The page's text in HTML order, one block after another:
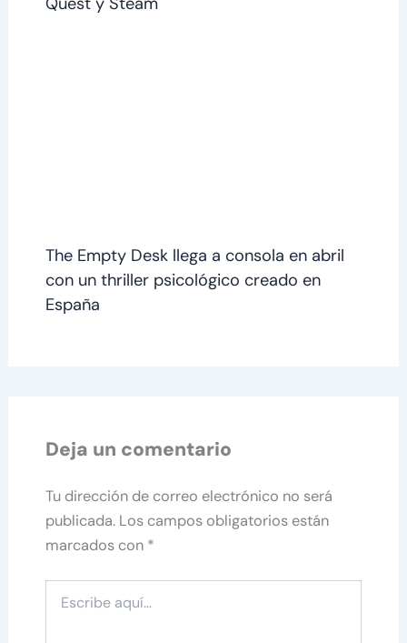
The Empty Desk llega a consola en abril
con un thriller psicológico creado en
España
Deja un comentario
Tu dirección de correo electrónico no será
publicada. Los campos obligatorios están
marcados con *
aquí...